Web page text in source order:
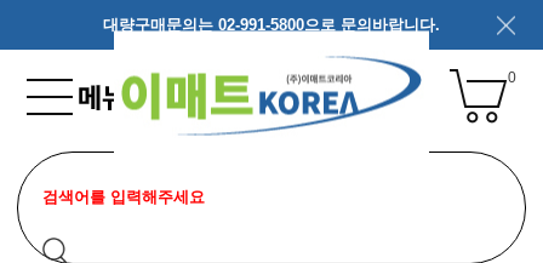
대량구매문의는 02-991-5800으로 문의바랍니다.
0